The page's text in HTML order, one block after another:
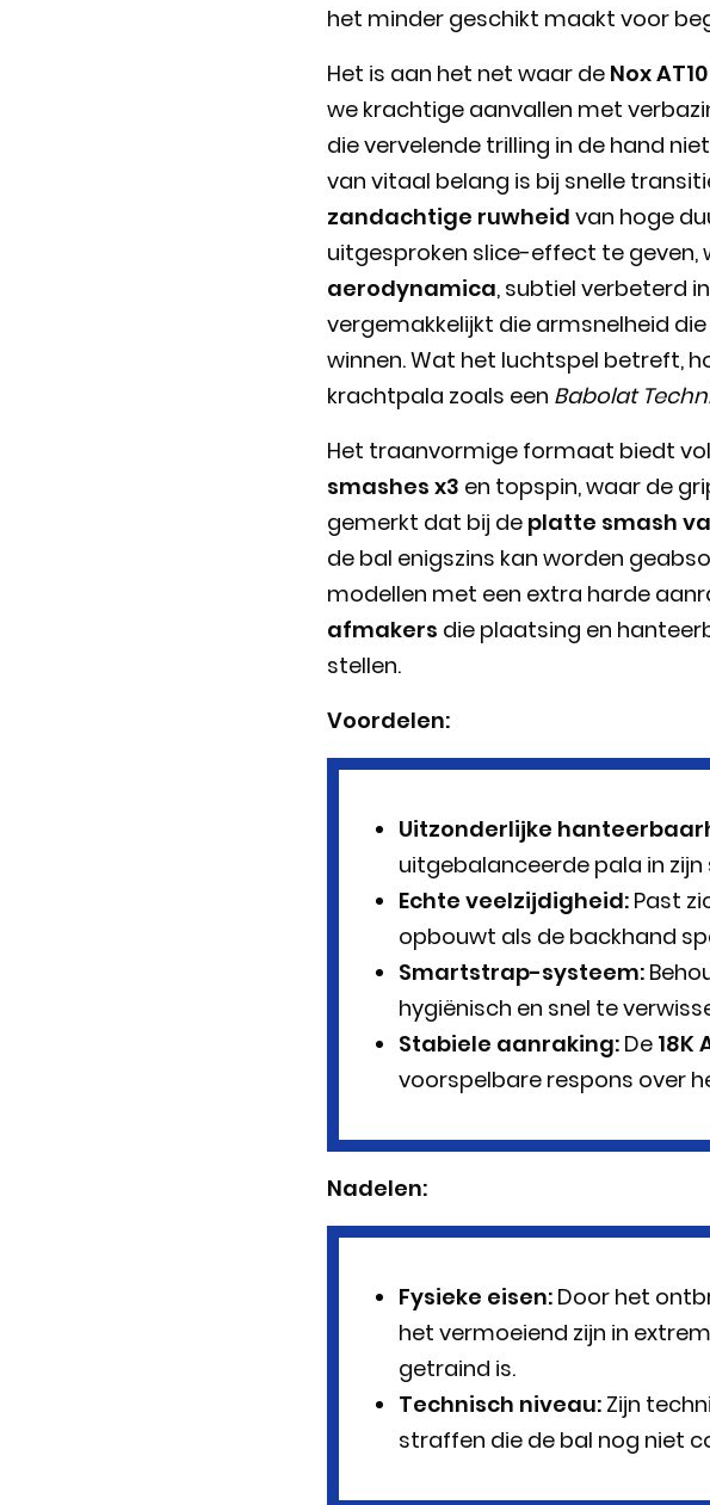
het minder geschikt maakt voor
Het is aan het net waar de Nox
we krachtige aanvallen met
die vervelende trilling in de hand
van vitaal belang is bij snelle
zandachtige ruwheid van hoge
uitgesproken slice-effect te geven,
aerodynamica, subtiel verbeterd
vergemakkelijkt die armsnelheid
winnen. Wat het luchtspel betreft,
krachtpala zoals een Babolat
Het traanvormige formaat biedt
smashes x3 en topspin, waar de
gemerkt dat bij de platte smash
de bal enigszins kan worden
modellen met een extra harde
afmakers die plaatsing en
stellen.
Voordelen:
Uitzonderlijke
uitgebalanceerde pala in zijn
Echte veelzijdigheid: Past
opbouwt als de backhand
Smartstrap-systeem:
hygiënisch en snel te
Stabiele aanraking: De 18K
voorspelbare respons over
Nadelen:
Fysieke eisen: Door het
het vermoeiend zijn in
getraind is.
Technisch niveau: Zijn
straffen die de bal nog niet